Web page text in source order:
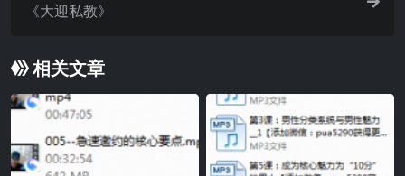
《大迎私教》
相关文章